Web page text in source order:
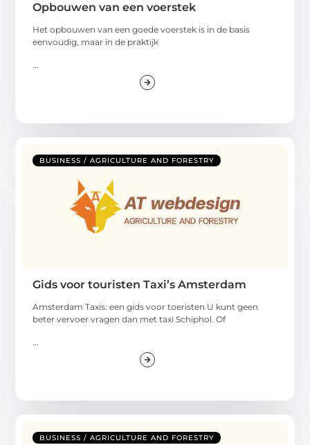
Opbouwen van een voerstek
Het opbouwen van een goede voerstek is in de basis
eenvoudig, maar in de praktijk
BUSINESS / AGRICULTURE AND FORESTRY
Gids voor touristen Taxi’s Amsterdam
Amsterdam Taxis: een gids voor toeristen U kunt geen
beter vervoer vragen dan met taxi Schiphol. Of
BUSINESS / AGRICULTURE AND FORESTRY